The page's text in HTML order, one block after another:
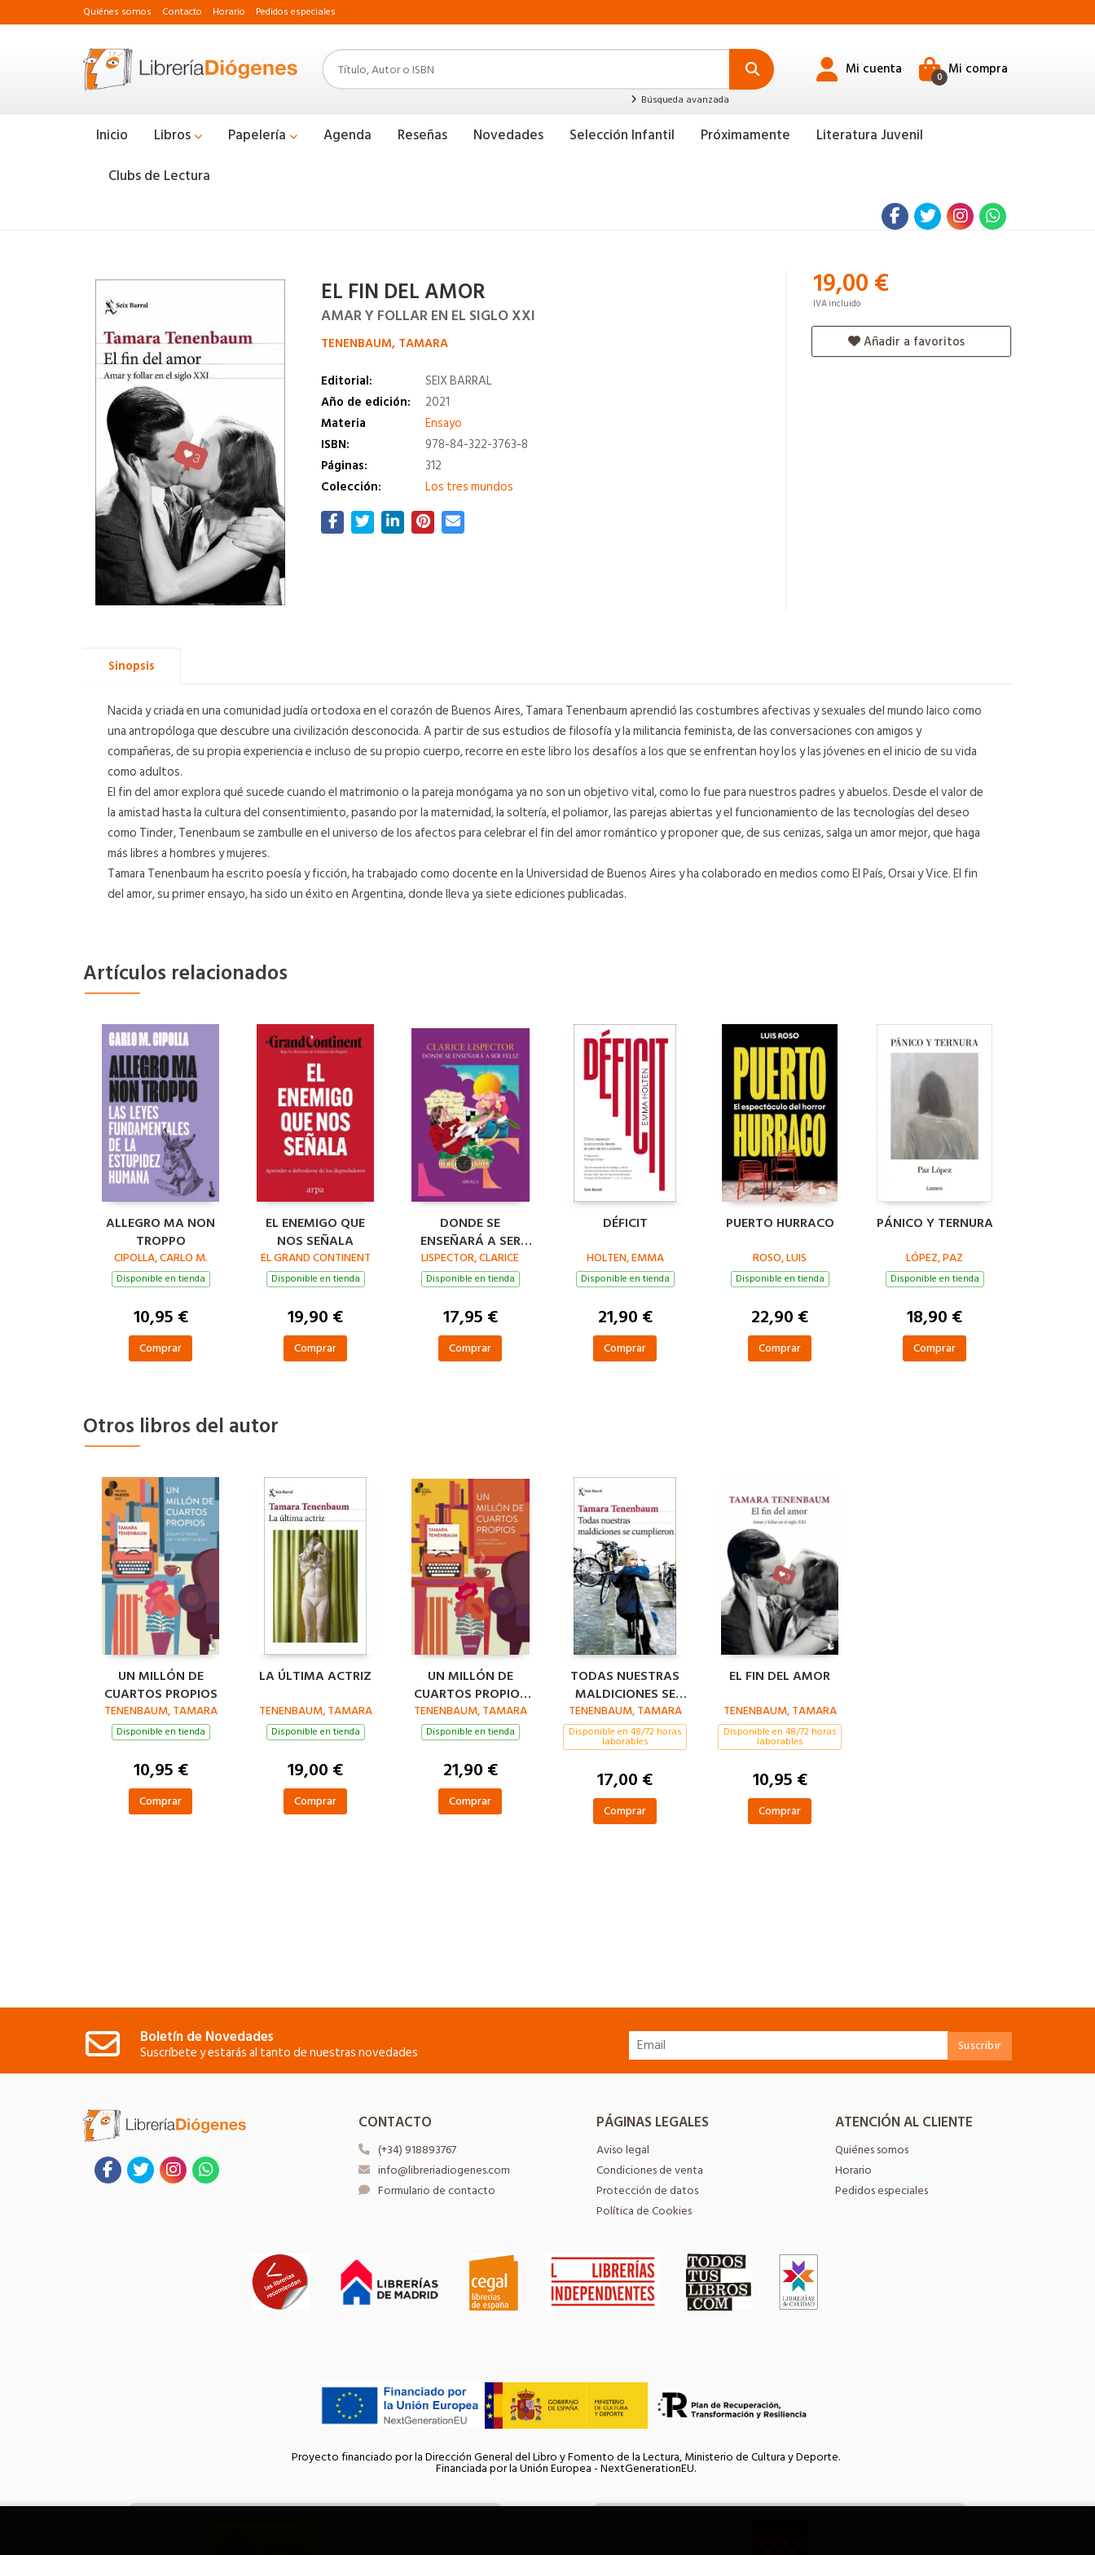
Quiénes somos Contacto Horario Pedidos especiales
Búsqueda avanzada
Mi cuenta Mi compra
0
Inicio Libros Papelería Agenda Reseñas Novedades Selección Infantil Próximamente
Literatura Juvenil
Clubs de Lectura
EL FIN DEL AMOR
AMAR Y FOLLAR EN EL SIGLO XXI
TENENBAUM, TAMARA
Editorial:
SEIX BARRAL
Año de edición:
2021
Materia
Ensayo
ISBN:
978-84-322-3763-8
Páginas:
312
Colección:
Los tres mundos
19,00 €
IVA incluido
Añadir a favoritos
Sinopsis
Nacida y criada en una comunidad judía ortodoxa en el corazón de Buenos Aires, Tamara Tenenbaum aprendió las costumbres afectivas y sexuales del mundo laico como
una antropóloga que descubre una civilización desconocida. A partir de sus estudios de filosofía y la militancia feminista, de las conversaciones con amigos y
compañeras, de su propia experiencia e incluso de su propio cuerpo, recorre en este libro los desafíos a los que se enfrentan hoy los y las jóvenes en el inicio de su vida
como adultos.
El fin del amor explora qué sucede cuando el matrimonio o la pareja monógama ya no son un objetivo vital, como lo fue para nuestros padres y abuelos. Desde el valor de
la amistad hasta la cultura del consentimiento, pasando por la maternidad, la soltería, el poliamor, las parejas abiertas y el funcionamiento de las tecnologías del deseo
como Tinder, Tenenbaum se zambulle en el universo de los afectos para celebrar el fin del amor romántico y proponer que, de sus cenizas, salga un amor mejor, que haga
más libres a hombres y mujeres.
Tamara Tenenbaum ha escrito poesía y ficción, ha trabajado como docente en la Universidad de Buenos Aires y ha colaborado en medios como El País, Orsai y Vice. El fin
del amor, su primer ensayo, ha sido un éxito en Argentina, donde lleva ya siete ediciones publicadas.
Artículos relacionados
ALLEGRO MA NON
TROPPO
CIPOLLA, CARLO M.
Disponible en tienda
10,95 €
Comprar
EL ENEMIGO QUE
NOS SEÑALA
EL GRAND CONTINENT
Disponible en tienda
19,90 €
Comprar
DONDE SE
ENSEÑARÁ A SER
FELIZ
LISPECTOR, CLARICE
Disponible en tienda
17,95 €
Comprar
DÉFICIT
HOLTEN, EMMA
Disponible en tienda
21,90 €
Comprar
PUERTO HURRACO
ROSO, LUIS
Disponible en tienda
22,90 €
Comprar
PÁNICO Y TERNURA
LÓPEZ, PAZ
Disponible en tienda
18,90 €
Comprar
Otros libros del autor
UN MILLÓN DE
CUARTOS PROPIOS
TENENBAUM, TAMARA
Disponible en tienda
10,95 €
Comprar
LA ÚLTIMA ACTRIZ
TENENBAUM, TAMARA
Disponible en tienda
19,00 €
Comprar
UN MILLÓN DE
CUARTOS PROPIOS
(PREMIO PAIDÓS
2025)
TENENBAUM, TAMARA
Disponible en tienda
21,90 €
Comprar
TODAS NUESTRAS
MALDICIONES SE
CUMPLIERON
TENENBAUM, TAMARA
Disponible en 48/72 horas
laborables
17,00 €
Comprar
EL FIN DEL AMOR
TENENBAUM, TAMARA
Disponible en 48/72 horas
laborables
10,95 €
Comprar
Boletín de Novedades
Suscríbete y estarás al tanto de nuestras novedades
CONTACTO
(+34) 918893767
info@libreriadiogenes.com
Formulario de contacto
PÁGINAS LEGALES
Aviso legal
Condiciones de venta
Protección de datos
Política de Cookies
ATENCIÓN AL CLIENTE
Quiénes somos
Horario
Pedidos especiales
Proyecto financiado por la Dirección General del Libro y Fomento de la Lectura, Ministerio de Cultura y Deporte.
Financiada por la Unión Europea - NextGenerationEU.